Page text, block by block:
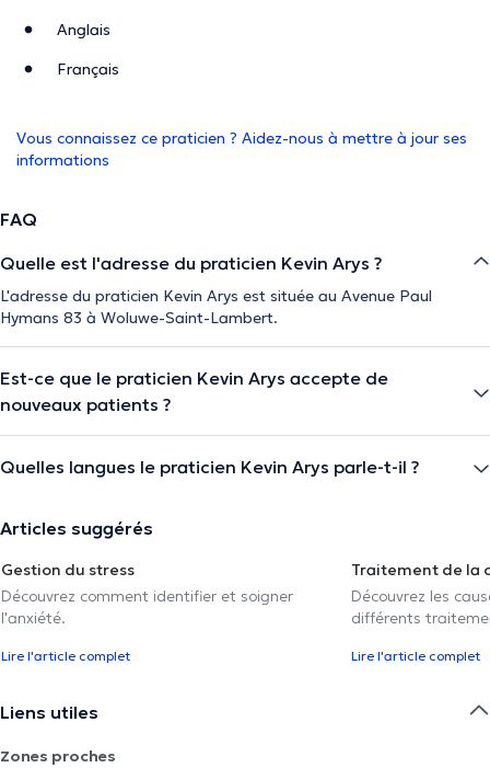
Anglais
Français
Vous connaissez ce praticien ? Aidez-nous à mettre à jour ses
informations
FAQ
Quelle est l'adresse du praticien Kevin Arys ?
L'adresse du praticien Kevin Arys est située au Avenue Paul
Hymans 83 à Woluwe-Saint-Lambert.
Est-ce que le praticien Kevin Arys accepte de
nouveaux patients ?
Quelles langues le praticien Kevin Arys parle-t-il ?
Articles suggérés
Gestion du stress
Découvrez comment identifier et soigner
l'anxiété.
Lire l'article complet
Traitement de la
Découvrez les
différents
Lire l'article complet
Liens utiles
Zones proches